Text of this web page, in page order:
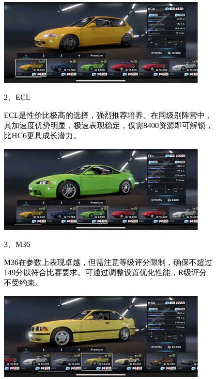
2、ECL
ECL是性价比极高的选择，强烈推荐培养。在同级别阵营中，
其加速度优势明显，极速表现稳定，仅需8400资源即可解锁，
比HC6更具成长潜力。
3、M36
M36在参数上表现卓越，但需注意等级评分限制，确保不超过
149分以符合比赛要求。可通过调整设置优化性能，R级评分
不受约束。